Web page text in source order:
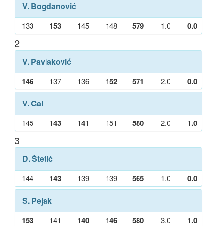
V. Bogdanović
133 153 145 148 579 1.0 0.0
2
V. Pavlaković
146 137 136 152 571 2.0 0.0
V. Gal
145 143 141 151 580 2.0 1.0
3
D. Štetić
144 143 139 139 565 1.0 0.0
S. Pejak
153 141 140 146 580 3.0 1.0